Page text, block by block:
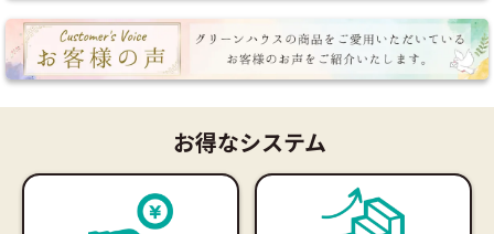
お得なシステム